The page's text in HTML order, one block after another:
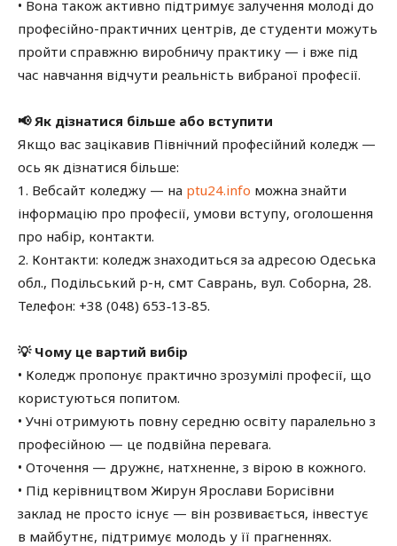
• Вона також активно підтримує залучення молоді до
професійно-практичних центрів, де студенти можуть
пройти справжню виробничу практику — і вже під
час навчання відчути реальність вибраної професії.
📢 Як дізнатися більше або вступити
Якщо вас зацікавив Північний професійний коледж —
ось як дізнатися більше:
1. Вебсайт коледжу — на ptu24.info можна знайти
інформацію про професії, умови вступу, оголошення
про набір, контакти.
2. Контакти: коледж знаходиться за адресою Одеська
обл., Подільський р-н, смт Саврань, вул. Соборна, 28.
Телефон: +38 (048) 653‑13‑85.
💡 Чому це вартий вибір
• Коледж пропонує практично зрозумілі професії, що
користуються попитом.
• Учні отримують повну середню освіту паралельно з
професійною — це подвійна перевага.
• Оточення — дружнє, натхненне, з вірою в кожного.
• Під керівництвом Жирун Ярослави Борисівни
заклад не просто існує — він розвивається, інвестує
в майбутнє, підтримує молодь у її прагненнях.